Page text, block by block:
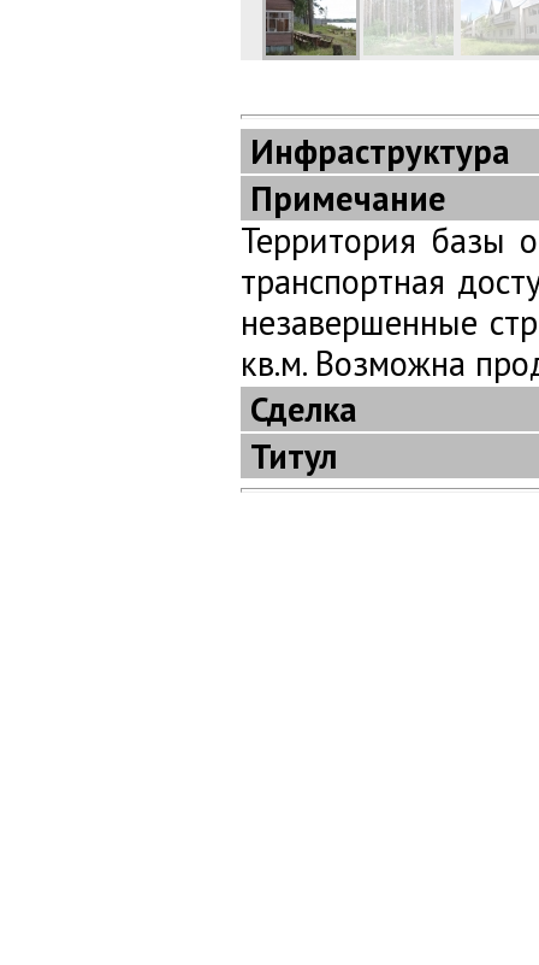
Инфраструктура
Примечание
Территория базы
транспортная
незавершенные
кв.м. Возможна
Сделка
Титул